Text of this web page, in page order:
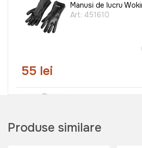
Manusi de lucru
Art: 451610
55 lei
Art:TT-H195
Produse similare